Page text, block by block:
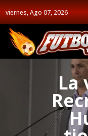
viernes, Ago 07, 2026
La